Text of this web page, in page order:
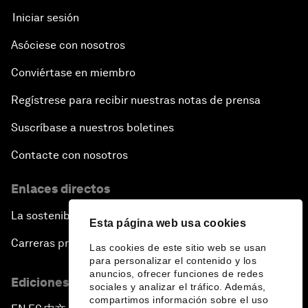
Esta página web usa cookies
Las cookies de este sitio web se usan
para personalizar el contenido y los
anuncios, ofrecer funciones de redes
sociales y analizar el tráfico. Además,
compartimos información sobre el uso
Iniciar sesión
Asóciese con nosotros
Conviértase en miembro
Regístrese para recibir nuestras notas de prensa
Suscríbase a nuestros boletines
Contacte con nosotros
Enlaces directos
La sostenibilidad en el Foro
Carreras profesionales
Ediciones en otros idiomas